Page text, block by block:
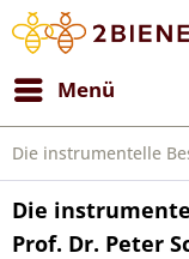
Menü
Die instrumentelle
Die
Prof. Dr. Peter